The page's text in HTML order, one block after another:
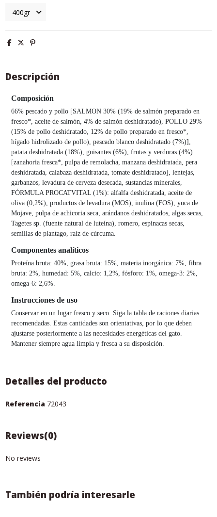
Descripción
Composición
66% pescado y pollo [SALMON 30% (19% de salmón preparado en
fresco*, aceite de salmón, 4% de salmón deshidratado), POLLO 29%
(15% de pollo deshidratado, 12% de pollo preparado en fresco*,
hígado hidrolizado de pollo), pescado blanco deshidratado (7%)],
patata deshidratada (18%), guisantes (6%), frutas y verduras (4%)
[zanahoria fresca*, pulpa de remolacha, manzana deshidratada, pera
deshidratada, calabaza deshidratada, tomate deshidratado], lentejas,
garbanzos, levadura de cerveza desecada, sustancias minerales,
FÓRMULA PROCATVITAL (1%): alfalfa deshidratada, aceite de
oliva (0,2%), productos de levadura (MOS), inulina (FOS), yuca de
Mojave, pulpa de achicoria seca, arándanos deshidratados, algas secas,
Tagetes sp. (fuente natural de luteína), romero, espinacas secas,
semillas de plantago, raíz de cúrcuma.
Componentes analíticos
Proteína bruta: 40%, grasa bruta: 15%, materia inorgánica: 7%, fibra
bruta: 2%, humedad: 5%, calcio: 1,2%, fósforo: 1%, omega-3: 2%,
omega-6: 2,6%.
Instrucciones de uso
Conservar en un lugar fresco y seco. Siga la tabla de raciones diarias
recomendadas. Estas cantidades son orientativas, por lo que deben
ajustarse posteriormente a las necesidades energéticas del gato.
Mantener siempre agua limpia y fresca a su disposición.
Detalles del producto
Referencia 72043
Reviews(0)
No reviews
También podría interesarle